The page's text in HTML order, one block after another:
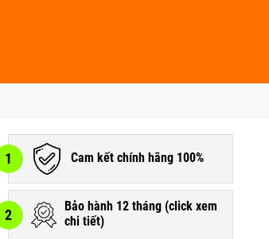
1 Cam kết chính hãng 100%
2 Bảo hành 12 tháng (click xem
chi tiết)